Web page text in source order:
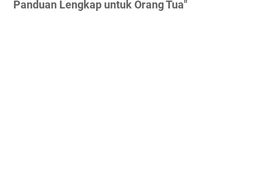
Panduan Lengkap untuk Orang Tua"